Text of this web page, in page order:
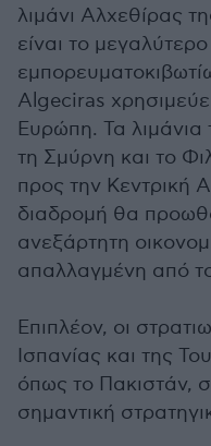
λιμάνι Αλχεθίρας
είναι το μεγαλύτερο
Algeciras
Ευρώπη. Τα λιμάνια
τη Σμύρνη και το
προς την Κεντρική
διαδρομή θα
ανεξάρτητη
απαλλαγμένη από
Επιπλέον, οι
Ισπανίας και της
όπως το Πακιστάν,
σημαντική